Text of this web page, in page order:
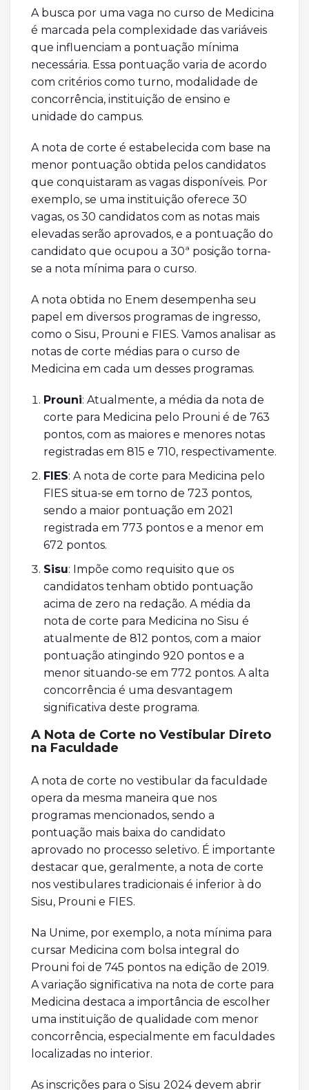
A busca por uma vaga no curso de Medicina
é marcada pela complexidade das variáveis
que influenciam a pontuação mínima
necessária. Essa pontuação varia de acordo
com critérios como turno, modalidade de
concorrência, instituição de ensino e
unidade do campus.
A nota de corte é estabelecida com base na
menor pontuação obtida pelos candidatos
que conquistaram as vagas disponíveis. Por
exemplo, se uma instituição oferece 30
vagas, os 30 candidatos com as notas mais
elevadas serão aprovados, e a pontuação do
candidato que ocupou a 30ª posição torna-
se a nota mínima para o curso.
A nota obtida no Enem desempenha seu
papel em diversos programas de ingresso,
como o Sisu, Prouni e FIES. Vamos analisar as
notas de corte médias para o curso de
Medicina em cada um desses programas.
Prouni: Atualmente, a média da nota de
corte para Medicina pelo Prouni é de 763
pontos, com as maiores e menores notas
registradas em 815 e 710, respectivamente.
FIES: A nota de corte para Medicina pelo
FIES situa-se em torno de 723 pontos,
sendo a maior pontuação em 2021
registrada em 773 pontos e a menor em
672 pontos.
Sisu: Impõe como requisito que os
candidatos tenham obtido pontuação
acima de zero na redação. A média da
nota de corte para Medicina no Sisu é
atualmente de 812 pontos, com a maior
pontuação atingindo 920 pontos e a
menor situando-se em 772 pontos. A alta
concorrência é uma desvantagem
significativa deste programa.
A Nota de Corte no Vestibular Direto
na Faculdade
A nota de corte no vestibular da faculdade
opera da mesma maneira que nos
programas mencionados, sendo a
pontuação mais baixa do candidato
aprovado no processo seletivo. É importante
destacar que, geralmente, a nota de corte
nos vestibulares tradicionais é inferior à do
Sisu, Prouni e FIES.
Na Unime, por exemplo, a nota mínima para
cursar Medicina com bolsa integral do
Prouni foi de 745 pontos na edição de 2019.
A variação significativa na nota de corte para
Medicina destaca a importância de escolher
uma instituição de qualidade com menor
concorrência, especialmente em faculdades
localizadas no interior.
As inscrições para o Sisu 2024 devem abrir